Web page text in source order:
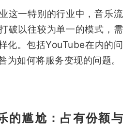
这一特别的行业中，音乐流
破以往较为单一的模式，需
化。包括YouTube在内的问
为如何将服务变现的问题。
的尴尬：占有份额与